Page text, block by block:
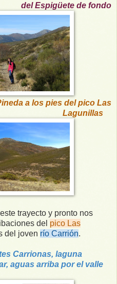
del Espigüete de fondo
a los pies del pico Las
Lagunillas
trayecto y pronto nos
del pico Las
del joven río Carrión.
Carrionas, laguna
aguas arriba por el valle